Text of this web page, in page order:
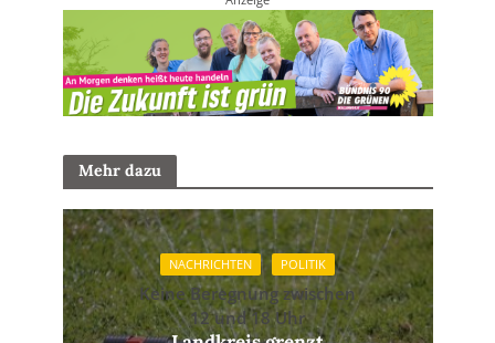
Mehr dazu
NACHRICHTEN POLITIK
Keine Beregnung zwischen
12 und 18 Uhr